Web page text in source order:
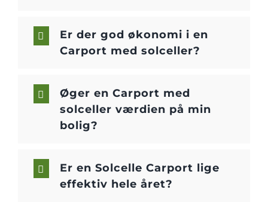
Er der god økonomi i en
Carport med solceller?
Øger en Carport med
solceller værdien på min
bolig?
Er en Solcelle Carport lige
effektiv hele året?